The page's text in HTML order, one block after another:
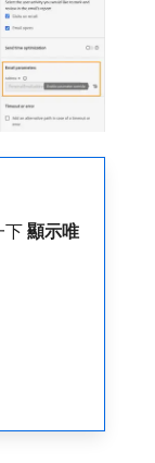
下​ 顯示唯